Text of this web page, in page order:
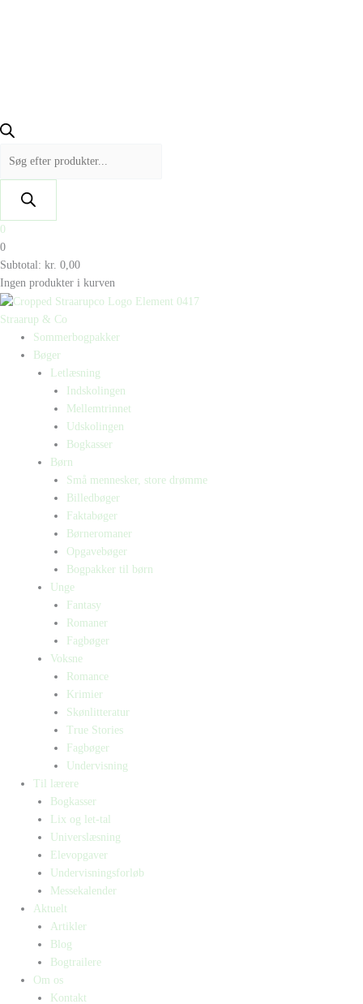
0
0
Subtotal: kr. 0,00
Ingen produkter i kurven
Straarup & Co
Sommerbogpakker
Bøger
Letlæsning
Indskolingen
Mellemtrinnet
Udskolingen
Bogkasser
Børn
Små mennesker, store drømme
Billedbøger
Faktabøger
Børneromaner
Opgavebøger
Bogpakker til børn
Unge
Fantasy
Romaner
Fagbøger
Voksne
Romance
Krimier
Skønlitteratur
True Stories
Fagbøger
Undervisning
Til lærere
Bogkasser
Lix og let-tal
Universlæsning
Elevopgaver
Undervisningsforløb
Messekalender
Aktuelt
Artikler
Blog
Bogtrailere
Om os
Kontakt